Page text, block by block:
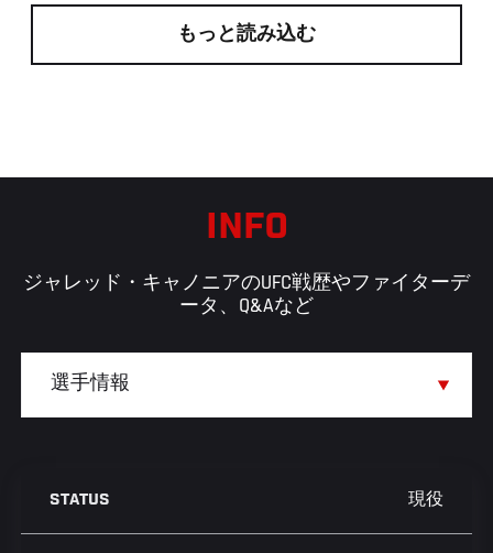
もっと読み込む
INFO
ジャレッド・キャノニアのUFC戦歴やファイターデ
ータ、Q&Aなど
STATUS 現役